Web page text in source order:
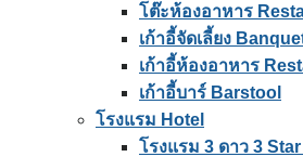
โต๊ะห้องอาหาร
เก้าอี้จัดเลี้ยง
เก้าอี้ห้องอาหาร
เก้าอี้บาร์ Barstool
โรงแรม Hotel
โรงแรม 3 ดาว 3 Star